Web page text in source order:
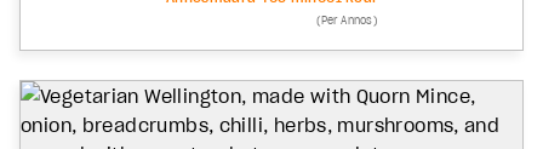
(Per Annos)